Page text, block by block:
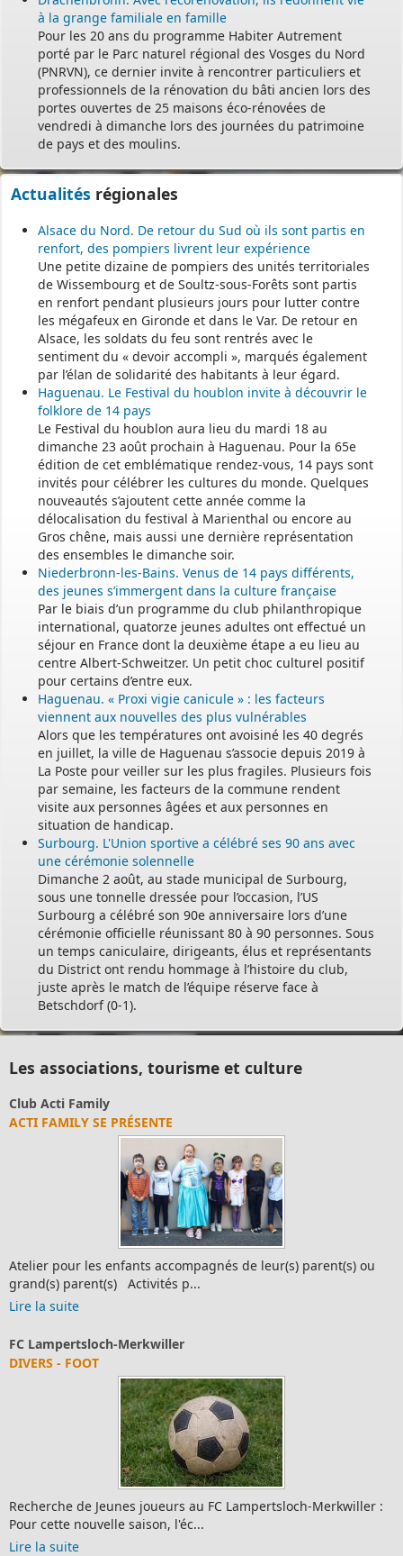
à la grange familiale en famille
Pour les 20 ans du programme Habiter Autrement
porté par le Parc naturel régional des Vosges du Nord
(PNRVN), ce dernier invite à rencontrer particuliers et
professionnels de la rénovation du bâti ancien lors des
portes ouvertes de 25 maisons éco-rénovées de
vendredi à dimanche lors des journées du patrimoine
de pays et des moulins.
Actualités régionales
Alsace du Nord. De retour du Sud où ils sont partis en
renfort, des pompiers livrent leur expérience
Une petite dizaine de pompiers des unités territoriales
de Wissembourg et de Soultz-sous-Forêts sont partis
en renfort pendant plusieurs jours pour lutter contre
les mégafeux en Gironde et dans le Var. De retour en
Alsace, les soldats du feu sont rentrés avec le
sentiment du « devoir accompli », marqués également
par l’élan de solidarité des habitants à leur égard.
Haguenau. Le Festival du houblon invite à découvrir le
folklore de 14 pays
Le Festival du houblon aura lieu du mardi 18 au
dimanche 23 août prochain à Haguenau. Pour la 65e
édition de cet emblématique rendez-vous, 14 pays sont
invités pour célébrer les cultures du monde. Quelques
nouveautés s’ajoutent cette année comme la
délocalisation du festival à Marienthal ou encore au
Gros chêne, mais aussi une dernière représentation
des ensembles le dimanche soir.
Niederbronn-les-Bains. Venus de 14 pays différents,
des jeunes s’immergent dans la culture française
Par le biais d’un programme du club philanthropique
international, quatorze jeunes adultes ont effectué un
séjour en France dont la deuxième étape a eu lieu au
centre Albert-Schweitzer. Un petit choc culturel positif
pour certains d’entre eux.
Haguenau. « Proxi vigie canicule » : les facteurs
viennent aux nouvelles des plus vulnérables
Alors que les températures ont avoisiné les 40 degrés
en juillet, la ville de Haguenau s’associe depuis 2019 à
La Poste pour veiller sur les plus fragiles. Plusieurs fois
par semaine, les facteurs de la commune rendent
visite aux personnes âgées et aux personnes en
situation de handicap.
Surbourg. L'Union sportive a célébré ses 90 ans avec
une cérémonie solennelle
Dimanche 2 août, au stade municipal de Surbourg,
sous une tonnelle dressée pour l’occasion, l’US
Surbourg a célébré son 90e anniversaire lors d’une
cérémonie officielle réunissant 80 à 90 personnes. Sous
un temps caniculaire, dirigeants, élus et représentants
du District ont rendu hommage à l’histoire du club,
juste après le match de l’équipe réserve face à
Betschdorf (0-1).
Les associations, tourisme et culture
Club Acti Family
ACTI FAMILY SE PRÉSENTE
Atelier pour les enfants accompagnés de leur(s) parent(s) ou
grand(s) parent(s) Activités p...
Lire la suite
FC Lampertsloch-Merkwiller
DIVERS - FOOT
Recherche de Jeunes joueurs au FC Lampertsloch-Merkwiller :
Pour cette nouvelle saison, l'éc...
Lire la suite